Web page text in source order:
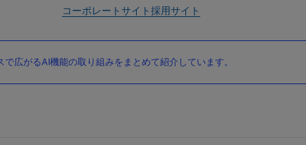
コーポレートサイト採用サイト
広がるAI機能の取り組みをまとめて紹介しています。